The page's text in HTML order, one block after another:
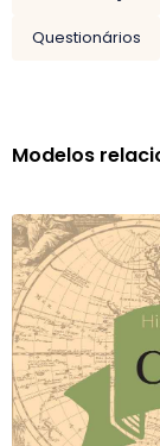
Questionários
Modelos